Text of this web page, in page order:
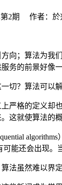
第2期 作者：於
向；算法为
务的前景好像一
切？算法可以
严格的定义
这就使算法的
可能还会出现
法虽然难以界